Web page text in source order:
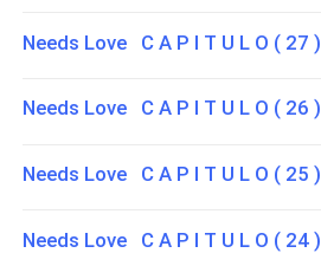
Needs Love C A P I T U L O ( 27 )
Needs Love C A P I T U L O ( 26 )
Needs Love C A P I T U L O ( 25 )
Needs Love C A P I T U L O ( 24 )